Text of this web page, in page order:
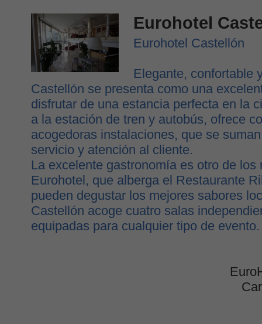
Eurohotel
Eurohotel Castellón
Elegante, confortable
Castellón se presenta como una
disfrutar de una estancia perfecta en la
a la estación de tren y autobús, ofrece
acogedoras instalaciones, que se
servicio y atención al cliente.
La excelente gastronomía es otro de los
Eurohotel, que alberga el Restaurante
pueden degustar los mejores sabores
Castellón acoge cuatro salas
equipadas para cualquier tipo de evento.